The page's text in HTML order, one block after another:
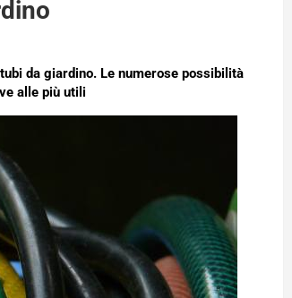
da giardino. Le numerose possibilità
alle più utili